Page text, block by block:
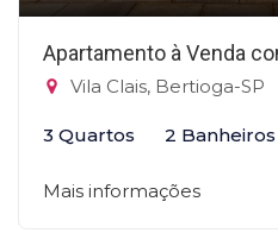
Apartamento à Venda
Vila Clais, Bertioga-SP
3 Quartos 2 Banheiros
Mais informações